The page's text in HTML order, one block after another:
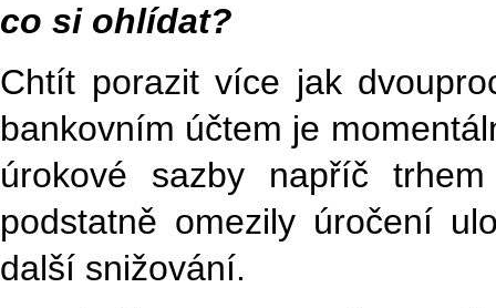
co si ohlídat?
Chtít porazit více jak
bankovním účtem je
úrokové sazby napříč
podstatně omezily úročení
další snižování.